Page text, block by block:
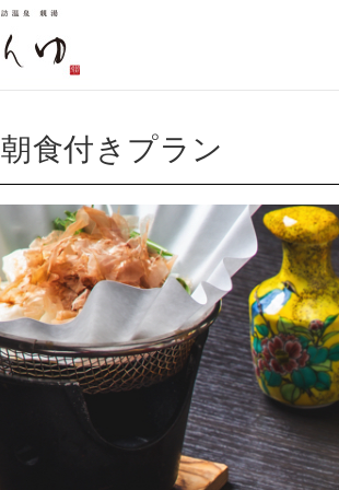
朝食付きプラン